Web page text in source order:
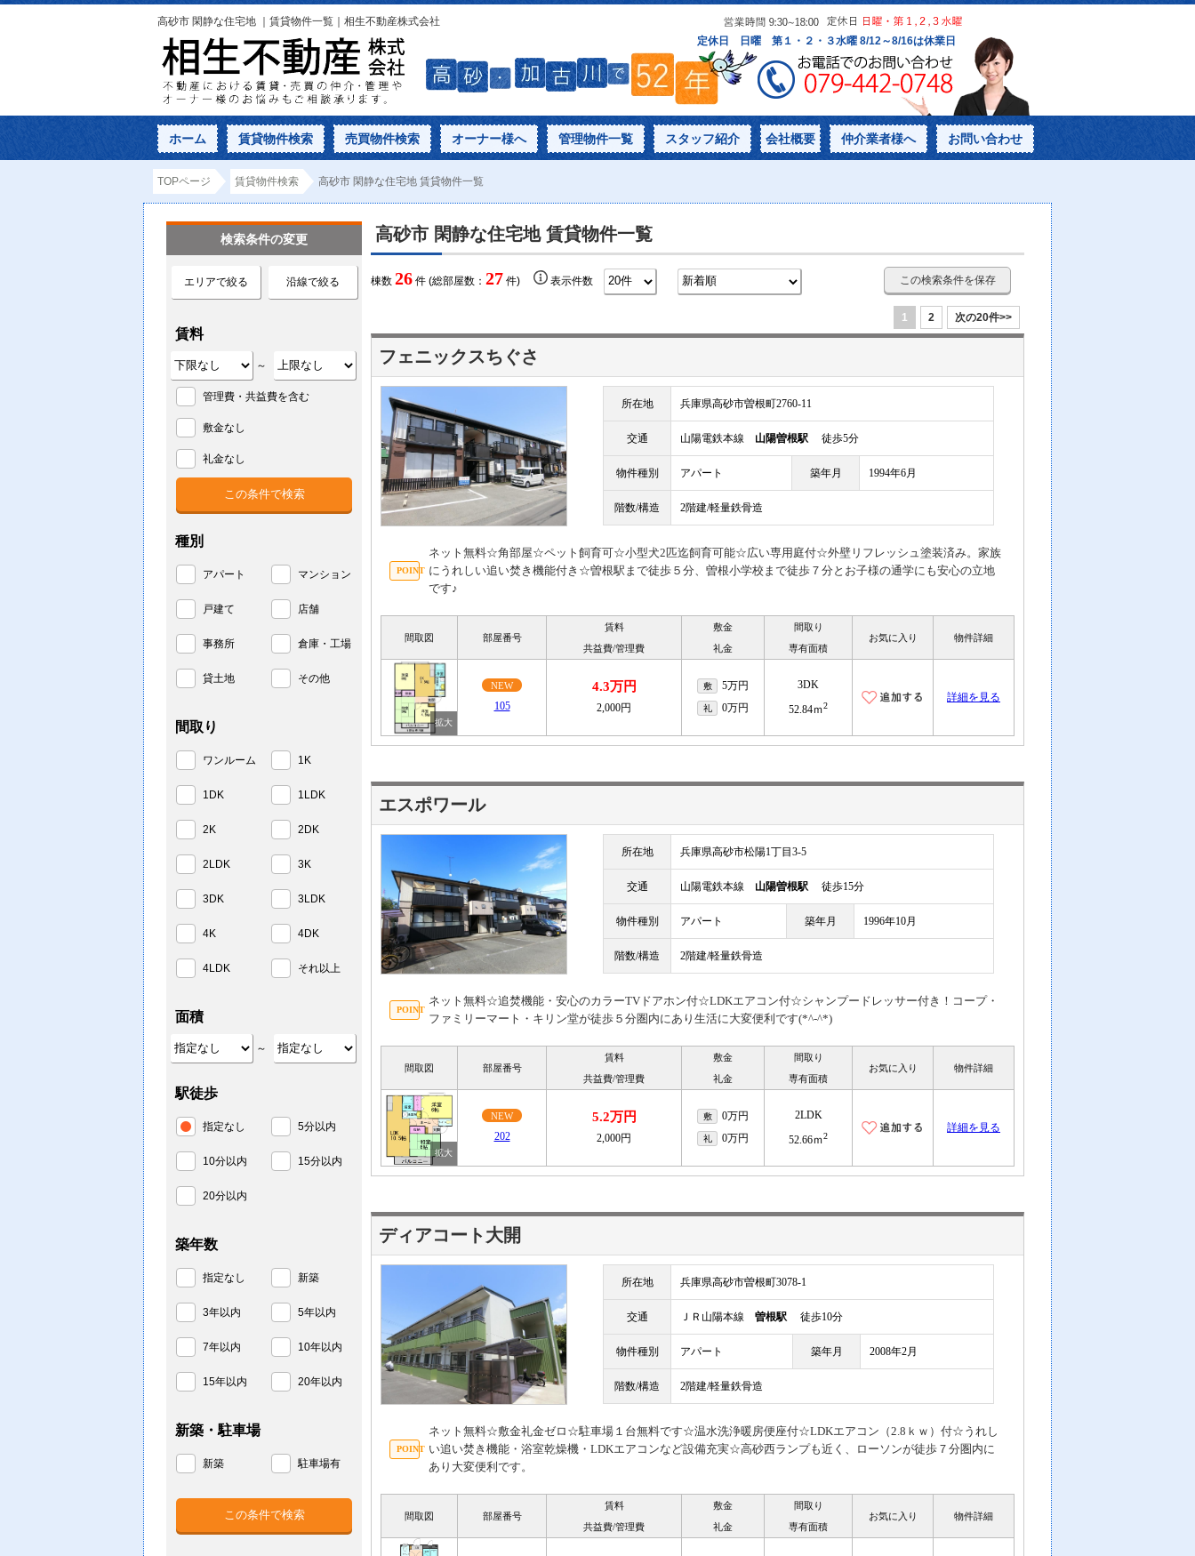
高砂市 閑静な住宅地 ｜賃貸物件一覧｜相生不動産株式会社
ホーム 賃貸物件検索 売買物件検索 オーナー様へ 管理物件一覧 スタッフ紹介 会社概要 仲介業者様へ お問い合わせ
TOPページ 賃貸物件検索 高砂市 閑静な住宅地 賃貸物件一覧
高砂市 閑静な住宅地 賃貸物件一覧
棟数 26 件 (総部屋数： 27 件) 表示件数 この検索条件を保存
1 2 次の20件>>
フェニックスちぐさ
所在地 兵庫県高砂市曽根町2760-11
交通 山陽電鉄本線 山陽曽根駅 徒歩5分
物件種別 アパート 築年月 1994年6月
階数/構造 2階建/軽量鉄骨造
ネット無料☆角部屋☆ペット飼育可☆小型犬2匹迄飼育可能☆広い専用庭付☆外壁リフレッシュ塗装済み。家族
にうれしい追い焚き機能付き☆曽根駅まで徒歩５分、曽根小学校まで徒歩７分とお子様の通学にも安心の立地
です♪
間取図 部屋番号
賃料
共益費/管理費
敷金
礼金
間取り
専有面積
お気に入り 物件詳細
NEW
105
4.3万円
2,000円
敷 5万円
礼 0万円
3DK
52.84ｍ2
詳細を見る
エスポワール
所在地 兵庫県高砂市松陽1丁目3-5
交通 山陽電鉄本線 山陽曽根駅 徒歩15分
物件種別 アパート 築年月 1996年10月
階数/構造 2階建/軽量鉄骨造
ネット無料☆追焚機能・安心のカラーTVドアホン付☆LDKエアコン付☆シャンプードレッサー付き！コープ・
ファミリーマート・キリン堂が徒歩５分圏内にあり生活に大変便利です(*^-^*)
間取図 部屋番号
賃料
共益費/管理費
敷金
礼金
間取り
専有面積
お気に入り 物件詳細
NEW
202
5.2万円
2,000円
敷 0万円
礼 0万円
2LDK
52.66ｍ2
詳細を見る
ディアコート大開
所在地 兵庫県高砂市曽根町3078-1
交通 ＪＲ山陽本線 曽根駅 徒歩10分
物件種別 アパート 築年月 2008年2月
階数/構造 2階建/軽量鉄骨造
ネット無料☆敷金礼金ゼロ☆駐車場１台無料です☆温水洗浄暖房便座付☆LDKエアコン（2.8ｋｗ）付☆うれし
い追い焚き機能・浴室乾燥機・LDKエアコンなど設備充実☆高砂西ランプも近く、ローソンが徒歩７分圏内に
あり大変便利です。
間取図 部屋番号
賃料
共益費/管理費
敷金
礼金
間取り
専有面積
お気に入り 物件詳細
検索条件の変更
エリアで絞る 沿線で絞る
賃料
～
管理費・共益費を含む
敷金なし
礼金なし
種別
アパート マンション
戸建て 店舗
事務所 倉庫・工場
貸土地 その他
間取り
ワンルーム 1K
1DK 1LDK
2K 2DK
2LDK 3K
3DK 3LDK
4K 4DK
4LDK それ以上
面積
～
駅徒歩
指定なし 5分以内
10分以内 15分以内
20分以内
築年数
指定なし 新築
3年以内 5年以内
7年以内 10年以内
15年以内 20年以内
新築・駐車場
新築 駐車場有